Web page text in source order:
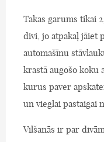
Takas garums tikai
divi, jo atpakaļ jāiet
automašīnu
krastā augošo koku
kurus paver
un vieglai pastaigai
Vilšanās ir par